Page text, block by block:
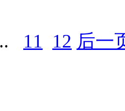
11 12 后一